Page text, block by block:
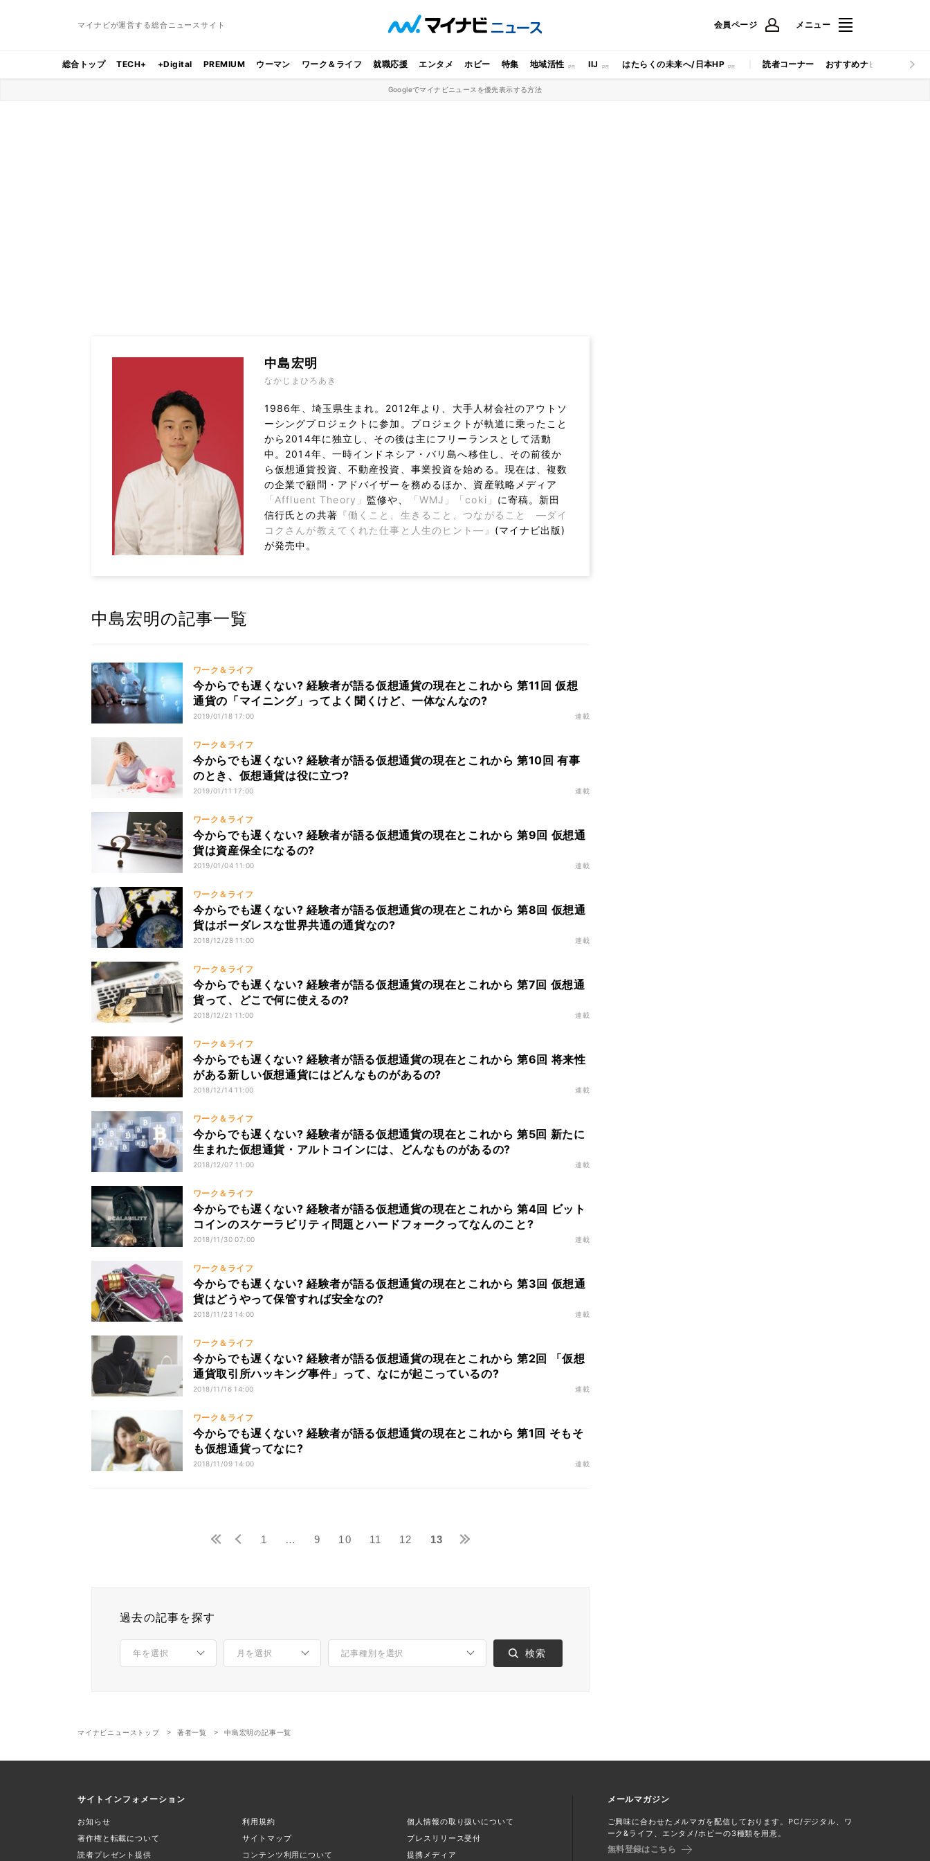
マイナビが運営する総合ニュースサイト 会員ページ メニュー
総合トップ TECH+ +Digital PREMIUM ウーマン ワーク＆ライフ 就職応援 エンタメ ホビー 特集 地域活性 IIJ はたらくの未来へ/日本HP 読者コーナー おすすめナビ マイナビ
Googleでマイナビニュースを優先表示する方法
中島宏明
なかじまひろあき
1986年、埼玉県生まれ。2012年より、大手人材会社のアウトソ
ーシングプロジェクトに参加。プロジェクトが軌道に乗ったこと
から2014年に独立し、その後は主にフリーランスとして活動
中。2014年、一時インドネシア・バリ島へ移住し、その前後か
ら仮想通貨投資、不動産投資、事業投資を始める。現在は、複数
の企業で顧問・アドバイザーを務めるほか、資産戦略メディア
「Affluent Theory」 監修や、 「WMJ」 「coki」 に寄稿。新田
信行氏との共著 『働くこと、生きること、つながること ―ダイ
コクさんが教えてくれた仕事と人生のヒント―』 (マイナビ出版)
が発売中。
中島宏明の記事一覧
ワーク＆ライフ
今からでも遅くない? 経験者が語る仮想通貨の現在とこれから 第11回 仮想
通貨の「マイニング」ってよく聞くけど、一体なんなの?
2019/01/18 17:00 連載
ワーク＆ライフ
今からでも遅くない? 経験者が語る仮想通貨の現在とこれから 第10回 有事
のとき、仮想通貨は役に立つ?
2019/01/11 17:00 連載
ワーク＆ライフ
今からでも遅くない? 経験者が語る仮想通貨の現在とこれから 第9回 仮想通
貨は資産保全になるの?
2019/01/04 11:00 連載
ワーク＆ライフ
今からでも遅くない? 経験者が語る仮想通貨の現在とこれから 第8回 仮想通
貨はボーダレスな世界共通の通貨なの?
2018/12/28 11:00 連載
ワーク＆ライフ
今からでも遅くない? 経験者が語る仮想通貨の現在とこれから 第7回 仮想通
貨って、どこで何に使えるの?
2018/12/21 11:00 連載
ワーク＆ライフ
今からでも遅くない? 経験者が語る仮想通貨の現在とこれから 第6回 将来性
がある新しい仮想通貨にはどんなものがあるの?
2018/12/14 11:00 連載
ワーク＆ライフ
今からでも遅くない? 経験者が語る仮想通貨の現在とこれから 第5回 新たに
生まれた仮想通貨・アルトコインには、どんなものがあるの?
2018/12/07 11:00 連載
ワーク＆ライフ
今からでも遅くない? 経験者が語る仮想通貨の現在とこれから 第4回 ビット
コインのスケーラビリティ問題とハードフォークってなんのこと?
2018/11/30 07:00 連載
ワーク＆ライフ
今からでも遅くない? 経験者が語る仮想通貨の現在とこれから 第3回 仮想通
貨はどうやって保管すれば安全なの?
2018/11/23 14:00 連載
ワーク＆ライフ
今からでも遅くない? 経験者が語る仮想通貨の現在とこれから 第2回 「仮想
通貨取引所ハッキング事件」って、なにが起こっているの?
2018/11/16 14:00 連載
ワーク＆ライフ
今からでも遅くない? 経験者が語る仮想通貨の現在とこれから 第1回 そもそ
も仮想通貨ってなに?
2018/11/09 14:00 連載
1 … 9 10 11 12 13
過去の記事を探す
マイナビニューストップ 著者一覧 中島宏明の記事一覧
サイトインフォメーション
お知らせ 利用規約
個人情報の取り扱いについて
著作権と転載について
サイトマップ
プレスリリース受付
読者プレゼント提供
コンテンツ利用について 提携メディア
メールマガジン
ご興味に合わせたメルマガを配信しております。PC/デジタル、ワ
ーク&ライフ、エンタメ/ホビーの3種類を用意。
無料登録はこちら